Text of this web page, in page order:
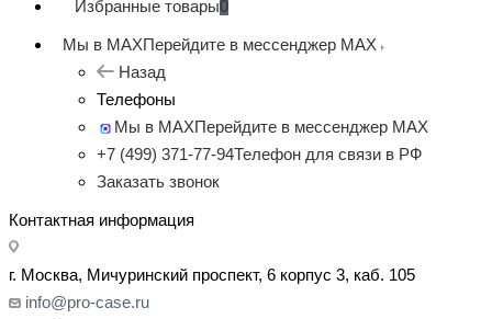
Избранные товары0
Мы в MAXПерейдите в мессенджер MAX
Назад
Телефоны
Мы в MAXПерейдите в мессенджер MAX
+7 (499) 371-77-94Телефон для связи в РФ
Заказать звонок
Контактная информация
г. Москва, Мичуринский проспект, 6 корпус 3, каб. 105
info@pro-case.ru